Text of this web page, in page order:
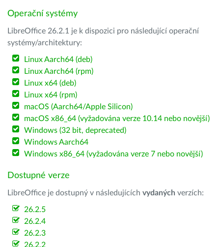
Operační systémy
LibreOffice 26.2.1 je k dispozici pro následující operační
systémy/architektury:
Linux Aarch64 (deb)
Linux Aarch64 (rpm)
Linux x64 (deb)
Linux x64 (rpm)
macOS (Aarch64/Apple Silicon)
macOS x86_64 (vyžadována verze 10.14 nebo novější)
Windows (32 bit, deprecated)
Windows Aarch64
Windows x86_64 (vyžadována verze 7 nebo novější)
Dostupné verze
LibreOffice je dostupný v následujících vydaných verzích:
26.2.5
26.2.4
26.2.3
26.2.2